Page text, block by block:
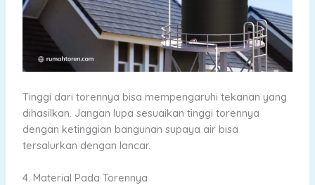
Tinggi dari torennya bisa mempengaruhi tekanan yang
dihasilkan. Jangan lupa sesuaikan tinggi torennya
dengan ketinggian bangunan supaya air bisa
tersalurkan dengan lancar.
4. Material Pada Torennya